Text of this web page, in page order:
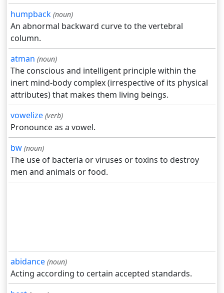
humpback (noun)
An abnormal backward curve to the vertebral
column.
atman (noun)
The conscious and intelligent principle within the
inert mind-body complex (irrespective of its physical
attributes) that makes them living beings.
vowelize (verb)
Pronounce as a vowel.
bw (noun)
The use of bacteria or viruses or toxins to destroy
men and animals or food.
abidance (noun)
Acting according to certain accepted standards.